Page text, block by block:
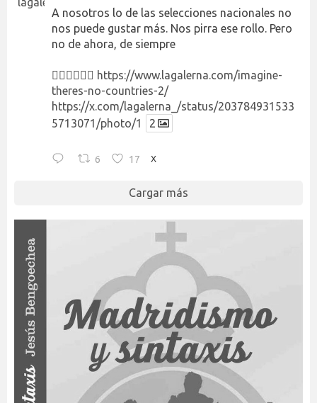
A nosotros lo de las selecciones nacionales no
nos puede gustar más. Nos pirra ese rollo. Pero
no de ahora, de siempre
👉🏻👉🏻👉🏻 https://www.lagalerna.com/imagine-
theres-no-countries-2/
https://x.com/lagalerna_/status/203784931533
5713071/photo/1
2
6 17 X
Cargar más